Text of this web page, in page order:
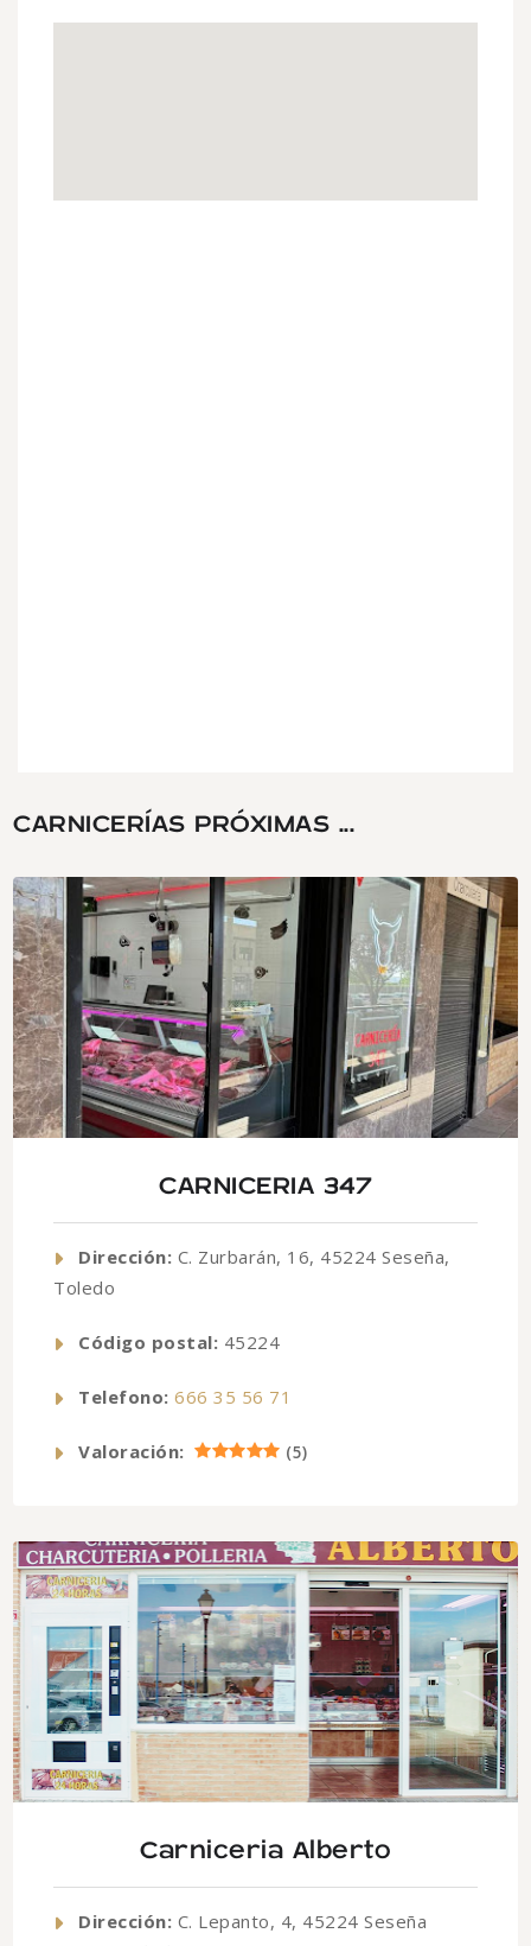
CARNICERÍAS PRÓXIMAS ...
CARNICERIA 347
Dirección: C. Zurbarán, 16, 45224 Seseña,
Toledo
Código postal: 45224
Telefono: 666 35 56 71
Valoración: (5)
Carniceria Alberto
Dirección: C. Lepanto, 4, 45224 Seseña